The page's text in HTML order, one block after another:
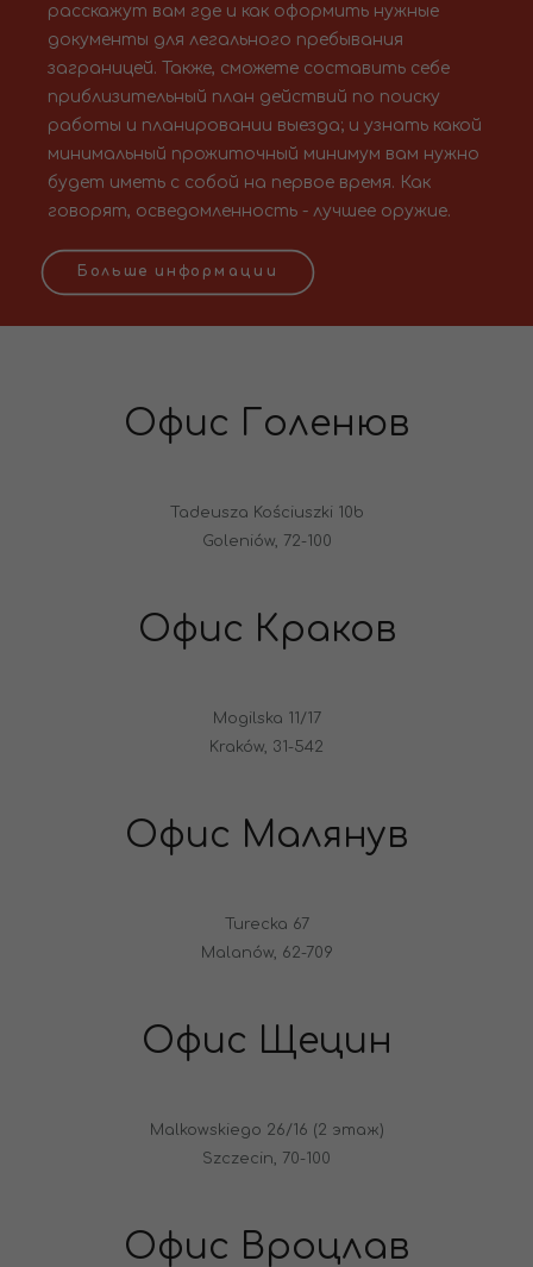
расскажут вам где и как оформить нужные
документы для легального пребывания
заграницей. Также, сможете составить себе
приблизительный план действий по поиску
работы и планировании выезда; и узнать какой
минимальный прожиточный минимум вам нужно
будет иметь с собой на первое время. Как
говорят, осведомленность - лучшее оружие.
Больше информации
Офис Голенюв
Tadeusza Kościuszki 10b
Goleniów, 72-100
Офис Краков
Mogilska 11/17
Kraków, 31-542
Офис Малянув
Turecka 67
Malanów, 62-709
Офис Щецин
Malkowskiego 26/16 (2 этаж)
Szczecin, 70-100
Офис Вроцлав